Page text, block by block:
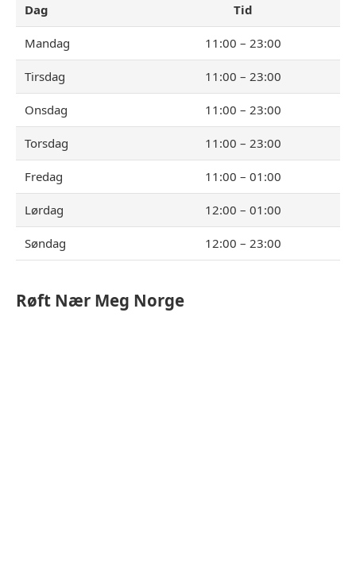
Dag Tid
Mandag 11:00 – 23:00
Tirsdag 11:00 – 23:00
Onsdag 11:00 – 23:00
Torsdag 11:00 – 23:00
Fredag 11:00 – 01:00
Lørdag 12:00 – 01:00
Søndag 12:00 – 23:00
Røft Nær Meg Norge